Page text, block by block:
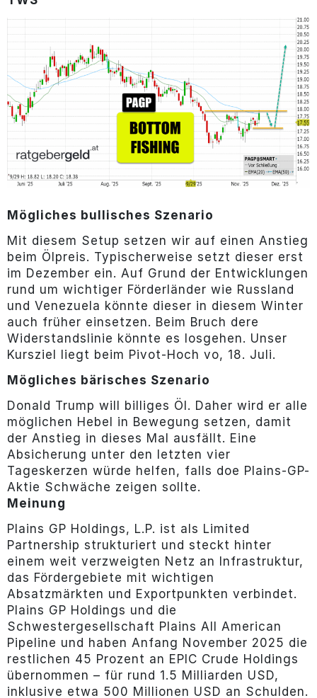
Mögliches bullisches Szenario
Mit diesem Setup setzen wir auf einen Anstieg
beim Ölpreis. Typischerweise setzt dieser erst
im Dezember ein. Auf Grund der Entwicklungen
rund um wichtiger Förderländer wie Russland
und Venezuela könnte dieser in diesem Winter
auch früher einsetzen. Beim Bruch dere
Widerstandslinie könnte es losgehen. Unser
Kursziel liegt beim Pivot-Hoch vo, 18. Juli.
Mögliches bärisches Szenario
Donald Trump will billiges Öl. Daher wird er alle
möglichen Hebel in Bewegung setzen, damit
der Anstieg in dieses Mal ausfällt. Eine
Absicherung unter den letzten vier
Tageskerzen würde helfen, falls doe Plains-GP-
Aktie Schwäche zeigen sollte.
Meinung
Plains GP Holdings, L.P. ist als Limited
Partnership strukturiert und steckt hinter
einem weit verzweigten Netz an Infrastruktur,
das Fördergebiete mit wichtigen
Absatzmärkten und Exportpunkten verbindet.
Plains GP Holdings und die
Schwestergesellschaft Plains All American
Pipeline und haben Anfang November 2025 die
restlichen 45 Prozent an EPIC Crude Holdings
übernommen – für rund 1.5 Milliarden USD,
inklusive etwa 500 Millionen USD an Schulden.